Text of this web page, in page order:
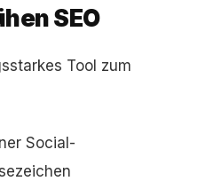
SEO
Tool zum
Social-